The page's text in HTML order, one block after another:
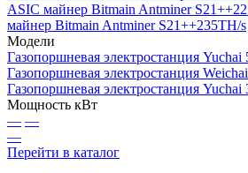
ASIC майнер Bitmain Antminer
майнер Bitmain Antminer S21++235TH/s
Модели
Газопоршневая электростанция
Газопоршневая электростанция
Газопоршневая электростанция
Мощность кВт
— —
—
Перейти в каталог